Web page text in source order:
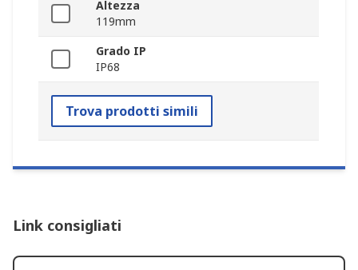
Altezza
119mm
Grado IP
IP68
Trova prodotti simili
Link consigliati